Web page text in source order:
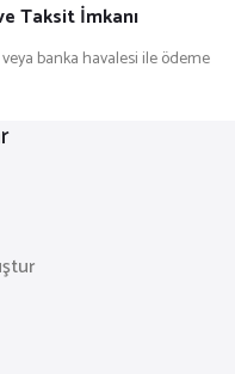
Taksit İmkanı
banka havalesi ile ödeme